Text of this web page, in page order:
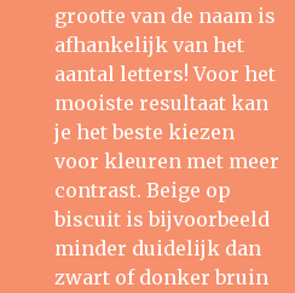
grootte van de naam is
afhankelijk van het
aantal letters! Voor het
mooiste resultaat kan
je het beste kiezen
voor kleuren met meer
contrast. Beige op
biscuit is bijvoorbeeld
minder duidelijk dan
zwart of donker bruin